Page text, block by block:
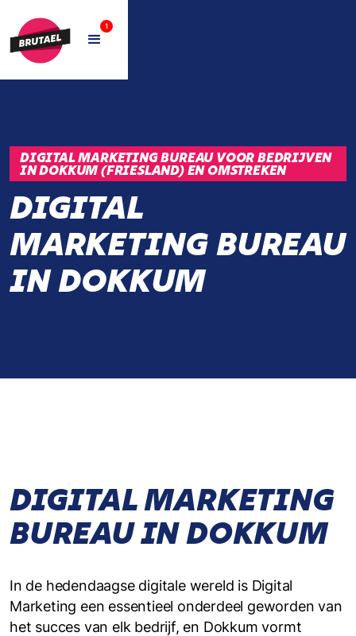
1
DIGITAL MARKETING BUREAU VOOR BEDRIJVEN
IN DOKKUM (FRIESLAND) EN OMSTREKEN
DIGITAL
MARKETING BUREAU
IN DOKKUM
DIGITAL MARKETING
BUREAU IN DOKKUM
In de hedendaagse digitale wereld is Digital
Marketing een essentieel onderdeel geworden van
het succes van elk bedrijf, en Dokkum vormt